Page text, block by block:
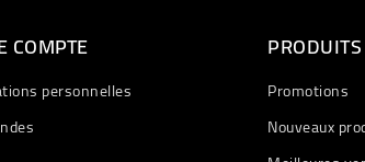
COMPTE
personnelles
PRODUITS
Promotions
Nouveaux